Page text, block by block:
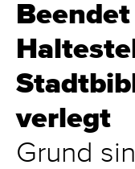
verlegt
Grund